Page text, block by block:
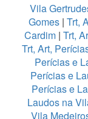
Vila
Gomes | Trt,
Cardim| Trt,
Trt, Art,
Perícias e
Perícias e
Perícias e
Laudos na
Vila